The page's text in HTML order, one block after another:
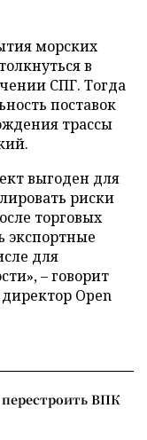
морских
в
СПГ. Тогда
поставок
трассы
выгоден для
риски
торговых
экспортные
для
– говорит
Open
ВПК